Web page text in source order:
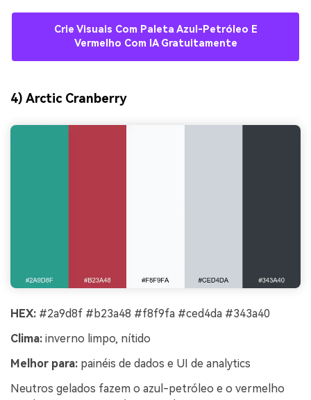
Crie Visuais Com Paleta Azul-Petróleo E
Vermelho Com IA Gratuitamente
4) Arctic Cranberry
HEX: #2a9d8f #b23a48 #f8f9fa #ced4da #343a40
Clima: inverno limpo, nítido
Melhor para: painéis de dados e UI de analytics
Neutros gelados fazem o azul-petróleo e o vermelho